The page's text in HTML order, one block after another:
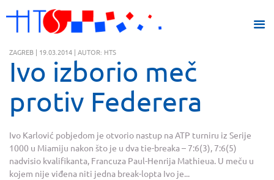
ZAGREB | 19.03.2014 | AUTOR: HTS
Ivo izborio meč
protiv Federera
Ivo Karlović pobjedom je otvorio nastup na ATP turniru iz Serije
1000 u Miamiju nakon što je u dva tie-breaka – 7:6(3), 7:6(5)
nadvisio kvalifikanta, Francuza Paul-Henrija Mathieua. U meču u
kojem nije viđena niti jedna break-lopta Ivo je...